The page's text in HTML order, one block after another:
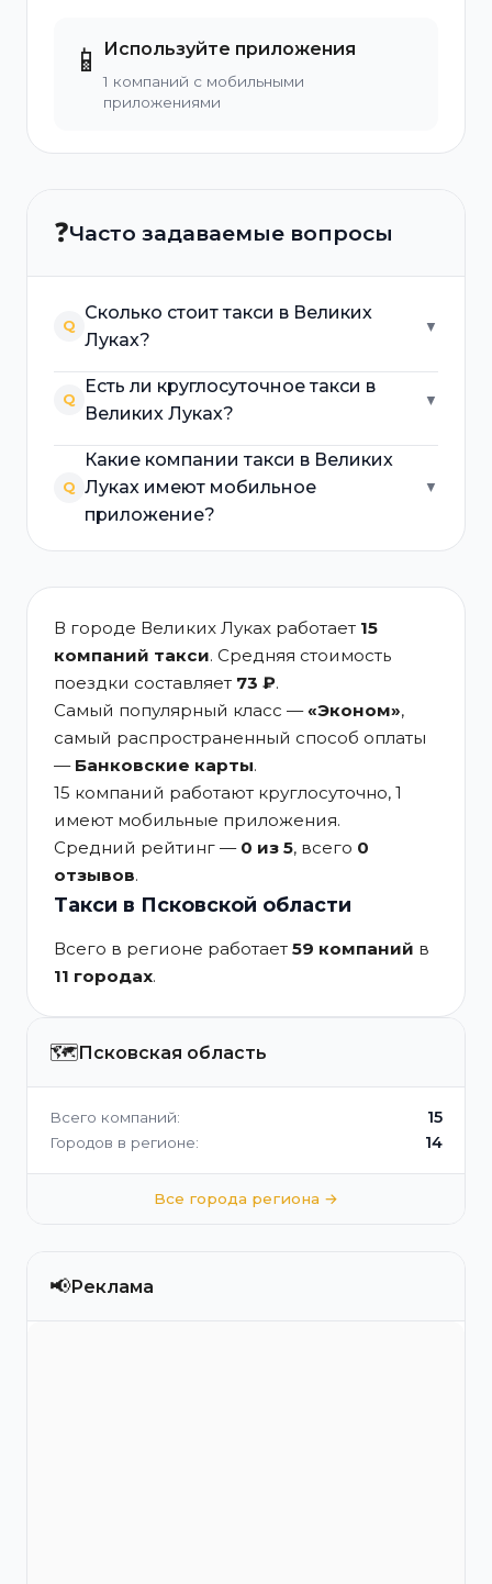
📱 Используйте приложения
1 компаний с мобильными
приложениями
❓Часто задаваемые вопросы
Q
Сколько стоит такси в Великих
Луках?
▼
Q
Есть ли круглосуточное такси в
Великих Луках?
▼
Q
Какие компании такси в Великих
Луках имеют мобильное
приложение?
▼
В городе Великих Луках работает 15
компаний такси. Средняя стоимость
поездки составляет 73 ₽.
Самый популярный класс —«Эконом»,
самый распространенный способ оплаты
— Банковские карты.
15 компаний работают круглосуточно, 1
имеют мобильные приложения.
Средний рейтинг — 0 из 5, всего 0
отзывов.
Такси в Псковской области
Всего в регионе работает 59 компаний в
11 городах.
🗺️Псковская область
Всего компаний: 15
Городов в регионе: 14
Все города региона →
📢Реклама